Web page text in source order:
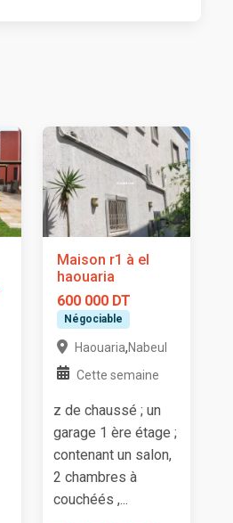
Maison r1 à el
haouaria
600 000 DT
Négociable
Haouaria,Nabeul
Cette semaine
z de chaussé ; un
garage 1 ère étage ;
contenant un salon,
2 chambres à
couchéés ,...